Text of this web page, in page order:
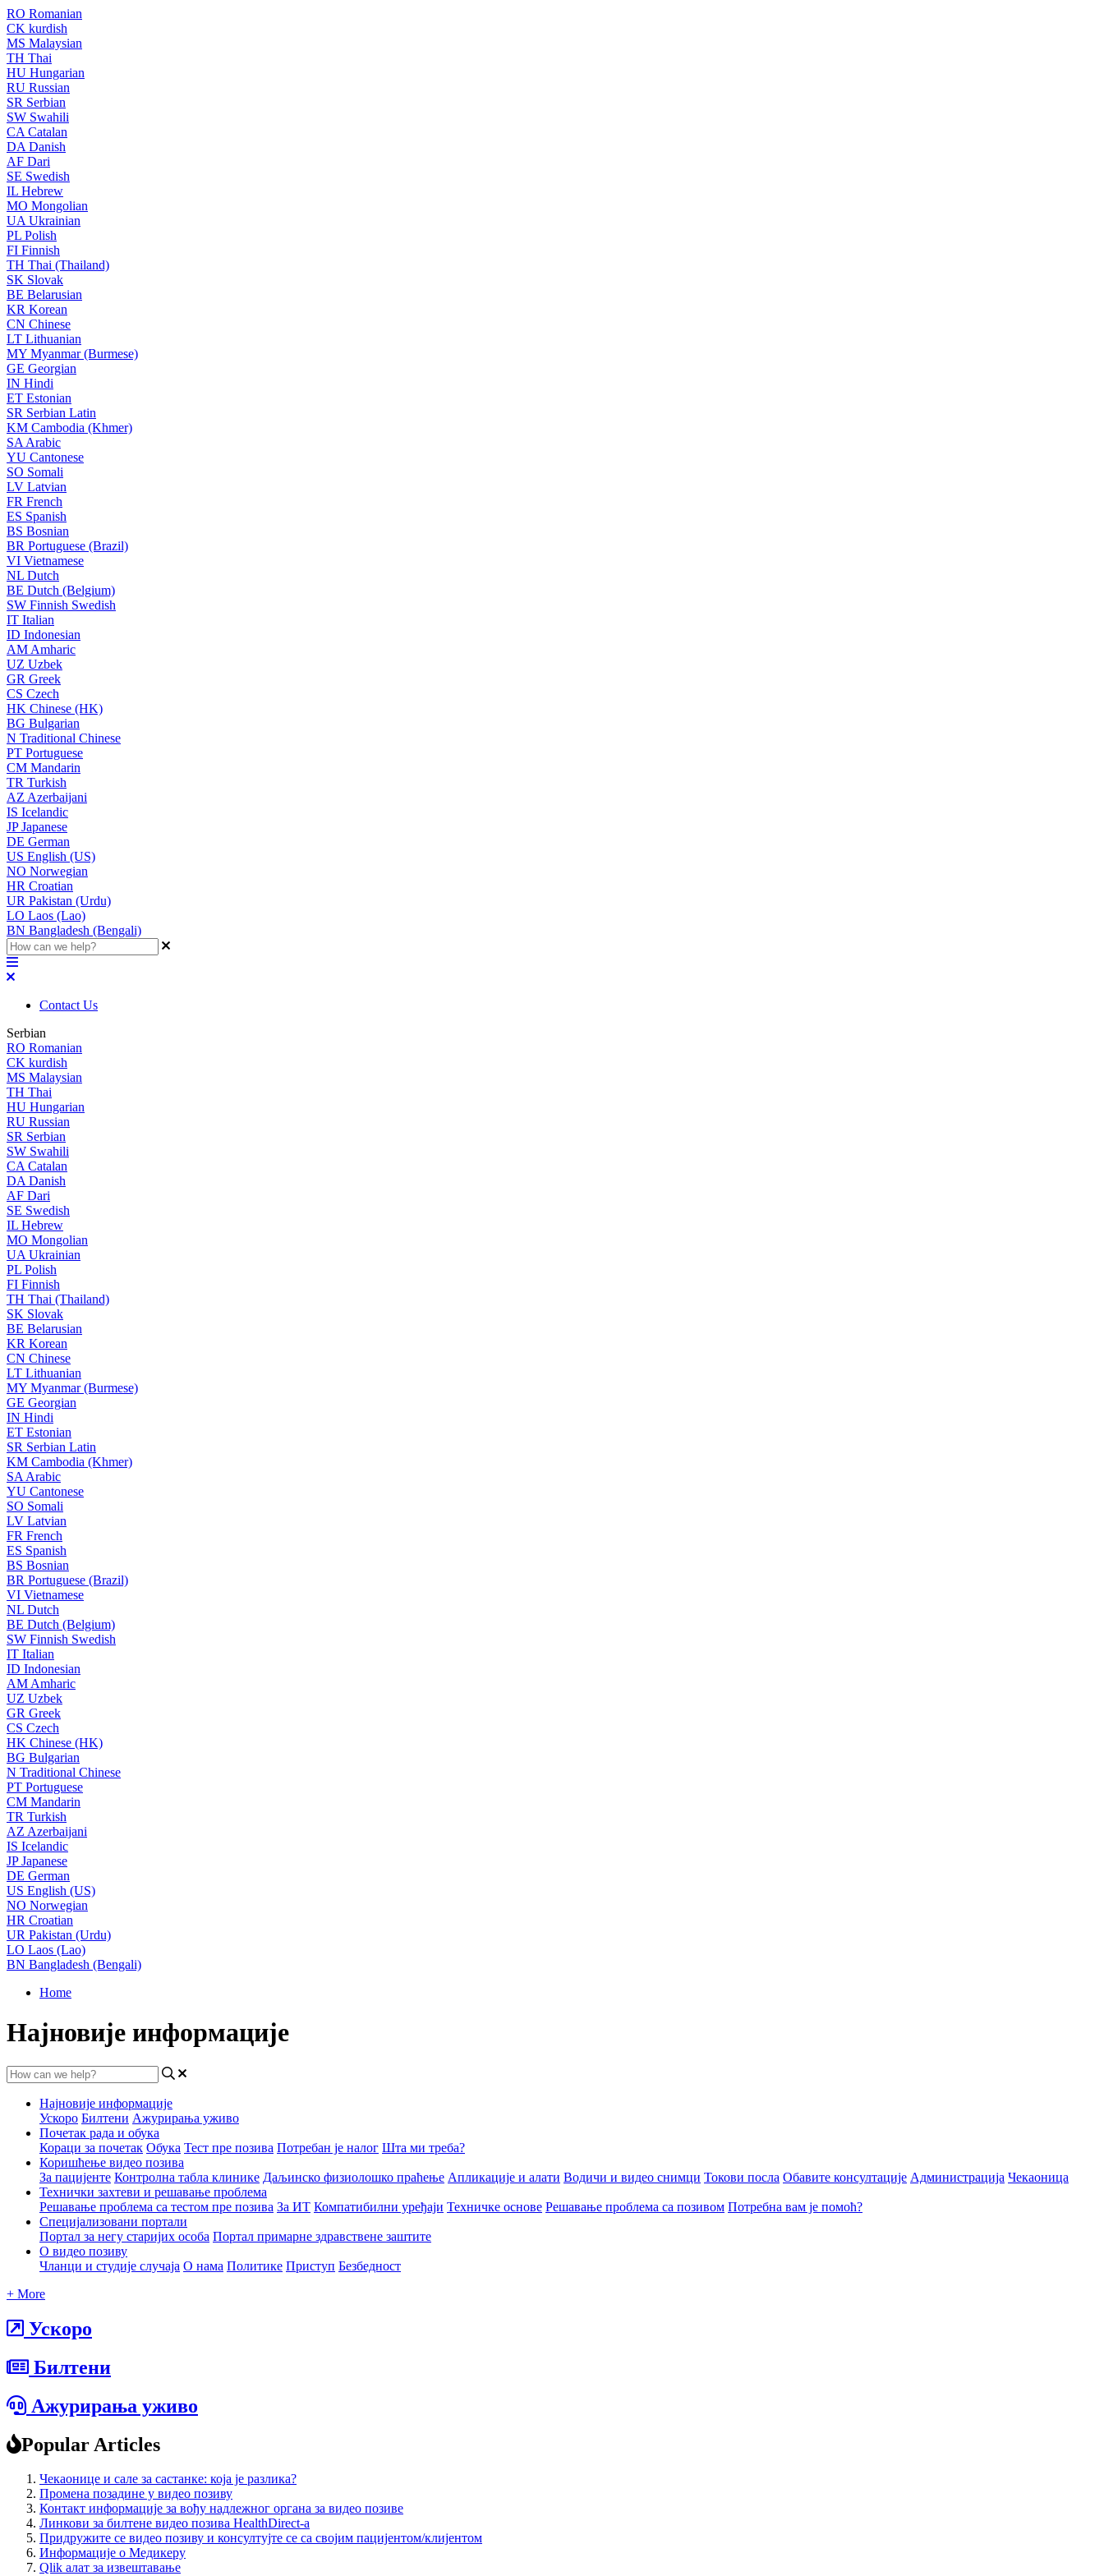
RO Romanian
CK kurdish
MS Malaysian
TH Thai
HU Hungarian
RU Russian
SR Serbian
SW Swahili
CA Catalan
DA Danish
AF Dari
SE Swedish
IL Hebrew
MO Mongolian
UA Ukrainian
PL Polish
FI Finnish
TH Thai (Thailand)
SK Slovak
BE Belarusian
KR Korean
CN Chinese
LT Lithuanian
MY Myanmar (Burmese)
GE Georgian
IN Hindi
ET Estonian
SR Serbian Latin
KM Cambodia (Khmer)
SA Arabic
YU Cantonese
SO Somali
LV Latvian
FR French
ES Spanish
BS Bosnian
BR Portuguese (Brazil)
VI Vietnamese
NL Dutch
BE Dutch (Belgium)
SW Finnish Swedish
IT Italian
ID Indonesian
AM Amharic
UZ Uzbek
GR Greek
CS Czech
HK Chinese (HK)
BG Bulgarian
N Traditional Chinese
PT Portuguese
CM Mandarin
TR Turkish
AZ Azerbaijani
IS Icelandic
JPJapanese
DE German
US English (US)
NO Norwegian
HR Croatian
UR Pakistan (Urdu)
LO Laos (Lao)
BN Bangladesh (Bengali)
Contact Us
Serbian
RO Romanian
CK kurdish
MS Malaysian
TH Thai
HU Hungarian
RU Russian
SR Serbian
SW Swahili
CA Catalan
DA Danish
AF Dari
SE Swedish
IL Hebrew
MO Mongolian
UA Ukrainian
PL Polish
FI Finnish
TH Thai (Thailand)
SK Slovak
BE Belarusian
KR Korean
CN Chinese
LT Lithuanian
MY Myanmar (Burmese)
GE Georgian
IN Hindi
ET Estonian
SR Serbian Latin
KM Cambodia (Khmer)
SA Arabic
YU Cantonese
SO Somali
LV Latvian
FR French
ES Spanish
BS Bosnian
BR Portuguese (Brazil)
VI Vietnamese
NL Dutch
BE Dutch (Belgium)
SW Finnish Swedish
IT Italian
ID Indonesian
AM Amharic
UZ Uzbek
GR Greek
CS Czech
HK Chinese (HK)
BG Bulgarian
N Traditional Chinese
PT Portuguese
CM Mandarin
TR Turkish
AZ Azerbaijani
IS Icelandic
JPJapanese
DE German
US English (US)
NO Norwegian
HR Croatian
UR Pakistan (Urdu)
LO Laos (Lao)
BN Bangladesh (Bengali)
Home
Најновије информације
Најновије информације
Ускоро Билтени Ажурирања уживо
Почетак рада и обука
Кораци за почетак Обука Тест пре позива Потребан је налог Шта ми треба?
Коришћење видео позива
За пацијенте Контролна табла клинике Даљинско физиолошко праћење Апликације и алати Водичи и видео снимци Токови посла Обавите консултације Администрација Чекаоница
Технички захтеви и решавање проблема
Решавање проблема са тестом пре позива За ИТ Компатибилни уређаји Техничке основе Решавање проблема са позивом Потребна вам је помоћ?
Специјализовани портали
Портал за негу старијих особа Портал примарне здравствене заштите
О видео позиву
Чланци и студије случаја О нама Политике Приступ Безбедност
+ More
Ускоро
Билтени
Ажурирања уживо
Popular Articles
Чекаонице и сале за састанке: која је разлика?
Промена позадине у видео позиву
Контакт информације за вођу надлежног органа за видео позиве
Линкови за билтене видео позива HealthDirect-а
Придружите се видео позиву и консултујте се са својим пацијентом/клијентом
Информације о Медикеру
Qlik алат за извештавање